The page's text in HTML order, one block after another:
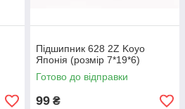
Підшипник 628 2Z Koyo
Японія (розмір 7*19*6)
Готово до відправки
99 ₴